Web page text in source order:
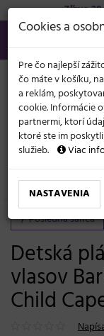
Zľava
02/21 201 099
Po−pia: 8−17
KATEGÓRIE
MENU
Kadernícke
Pláštenky pre deti
Posledná šanca
Detská
vlasov
Child
Cookies a
Pre čo najlepší
čo máte v košíku,
a reklám,
cookie. Informácie
partnermi, ktorí
ktoré ste im
služieb.
Viac
NASTAVENIA